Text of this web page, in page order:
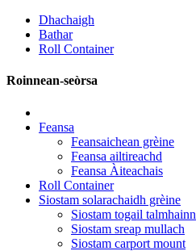
Dhachaigh
Bathar
Roll Container
Roinnean-seòrsa
Feansa
Feansaichean grèine
Feansa ailtireachd
Feansa Àiteachais
Roll Container
Siostam solarachaidh grèine
Siostam togail talmhainn
Siostam sreap mullach
Siostam carport mount